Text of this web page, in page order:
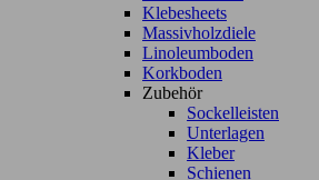
Klebesheets
Massivholzdiele
Linoleumboden
Korkboden
Zubehör
Sockelleisten
Unterlagen
Kleber
Schienen